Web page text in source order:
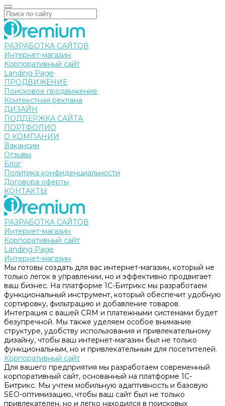
РАЗРАБОТКА САЙТОВ
Интернет-магазин
Корпоративный сайт
Landing Page
ПРОДВИЖЕНИЕ
Поисковое продвижение
Контекстная реклама
ДИЗАЙН
ПОДДЕРЖКА САЙТА
ПОРТФОЛИО
О КОМПАНИИ
Вакансии
Отзывы
Блог
Политика конфиденциальности
Договора оферты
КОНТАКТЫ
РАЗРАБОТКА САЙТОВ
Интернет-магазин
Корпоративный сайт
Landing Page
Интернет-магазин
Мы готовы создать для вас интернет-магазин, который не
только легок в управлении, но и эффективно продвигает
ваш бизнес. На платформе 1С-Битрикс мы разработаем
функциональный инструмент, который обеспечит удобную
сортировку, фильтрацию и добавление товаров.
Интеграция с вашей CRM и платежными системами будет
безупречной. Мы также уделяем особое внимание
структуре, удобству использования и привлекательному
дизайну, чтобы ваш интернет-магазин был не только
функциональным, но и привлекательным для посетителей.
Корпоративный сайт
Для вашего предприятия мы разработаем современный
корпоративный сайт, основанный на платформе 1С-
Битрикс. Мы учтем мобильную адаптивность и базовую
SEO-оптимизацию, чтобы ваш сайт был не только
привлекателен, но и легко находился в поисковых